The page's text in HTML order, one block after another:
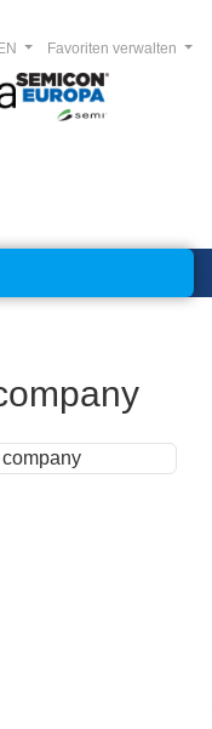
Favoriten verwalten
EN